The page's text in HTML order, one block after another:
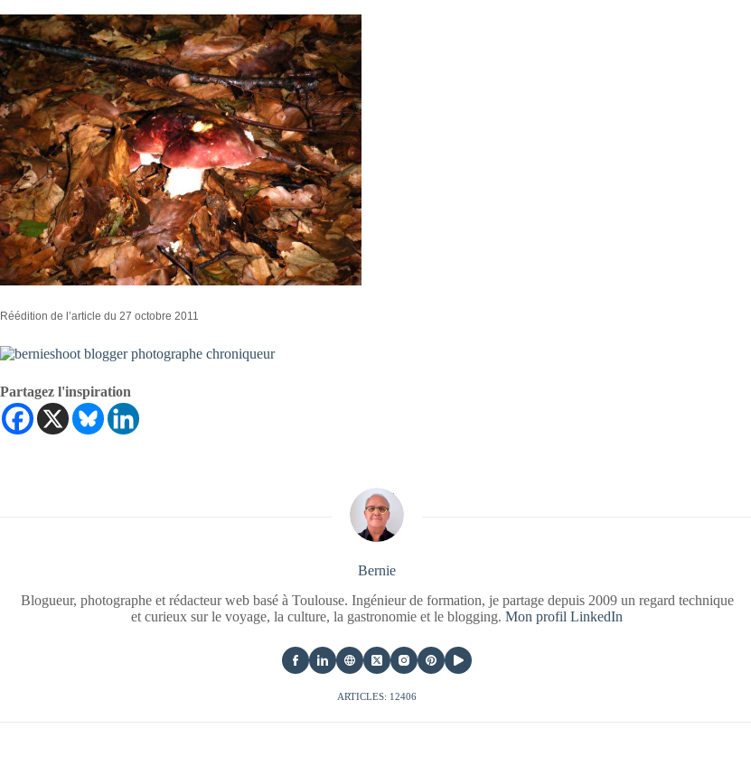
Réédition de l’article du 27 octobre 2011
Partagez l'inspiration
Bernie
Blogueur, photographe et rédacteur web basé à Toulouse. Ingénieur de formation, je partage depuis 2009 un regard technique
et curieux sur le voyage, la culture, la gastronomie et le blogging.Mon profil LinkedIn
ARTICLES: 12406